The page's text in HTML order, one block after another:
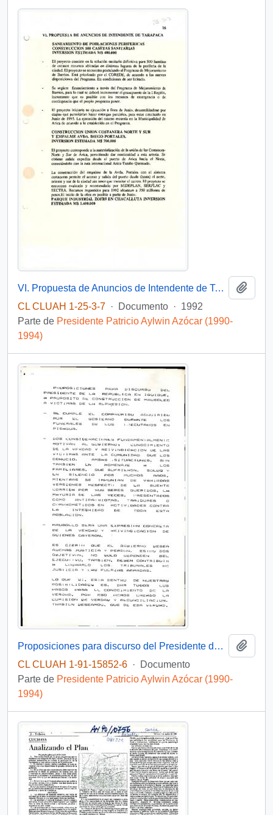
VI. Propuesta de Anuncios de Intendente de Tarapacá
CL CLUAH 1-25-3-7 · Documento · 1992
Parte de Presidente Patricio Aylwin Azócar (1990-
1994)
Proposiciones para discurso del Presidente de la República en Iquique, a propósito de construcción de Mausoleo a víctimas de la represión
CL CLUAH 1-91-15852-6 ·
Documento
Parte de Presidente Patricio Aylwin Azócar (1990-
1994)